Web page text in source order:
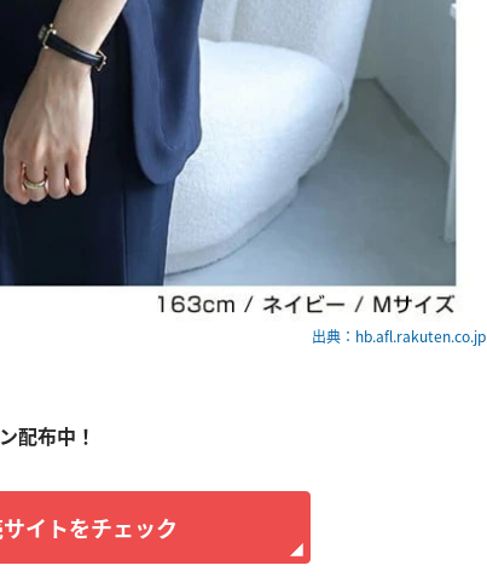
出典：hb.afl.rakuten.co.jp
配布中！
イトをチェック